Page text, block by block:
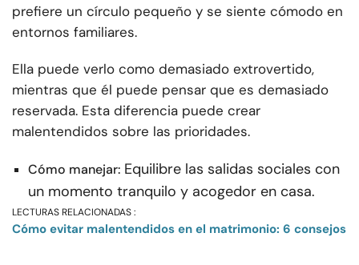
prefiere un círculo pequeño y se siente cómodo en
entornos familiares.
Ella puede verlo como demasiado extrovertido,
mientras que él puede pensar que es demasiado
reservada. Esta diferencia puede crear
malentendidos sobre las prioridades.
Cómo manejar: Equilibre las salidas sociales con
un momento tranquilo y acogedor en casa.
LECTURAS RELACIONADAS :
Cómo evitar malentendidos en el matrimonio: 6 consejos